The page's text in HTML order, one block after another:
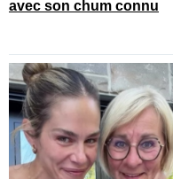
avec son chum connu